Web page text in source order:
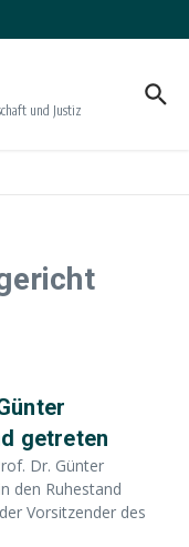
und Justiz
getreten
Dr. Günter
den Ruhestand
Vorsitzender des